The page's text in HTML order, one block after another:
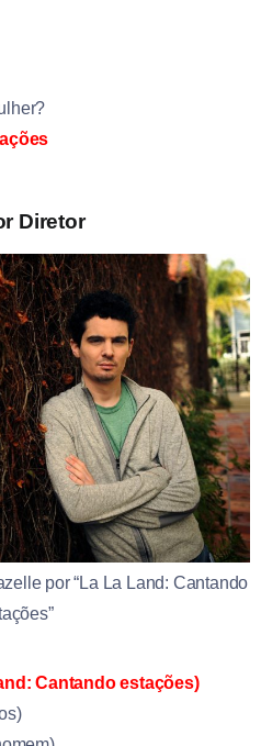
Diretor
por “La La Land: Cantando
Cantando estações)